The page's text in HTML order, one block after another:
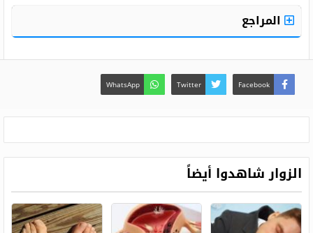
المراجع
Facebook
Twitter
WhatsApp
الزوار شاهدوا أيضاً